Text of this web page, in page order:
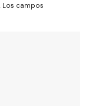
Los campos